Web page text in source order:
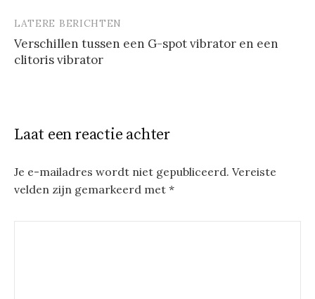
LATERE BERICHTEN
Verschillen tussen een G-spot vibrator en een
clitoris vibrator
Laat een reactie achter
Je e-mailadres wordt niet gepubliceerd. Vereiste
velden zijn gemarkeerd met *